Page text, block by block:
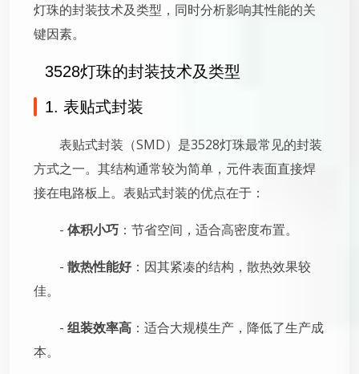
灯珠的封装技术及类型，同时分析影响其性能的关
键因素。
3528灯珠的封装技术及类型
1. 表贴式封装
表贴式封装（SMD）是3528灯珠最常见的封装
方式之一。其结构通常较为简单，元件表面直接焊
接在电路板上。表贴式封装的优点在于：
- 体积小巧 ：节省空间，适合高密度布置。
- 散热性能好：因其紧凑的结构，散热效果较
佳。
- 组装效率高 ：适合大规模生产，降低了生产成
本。